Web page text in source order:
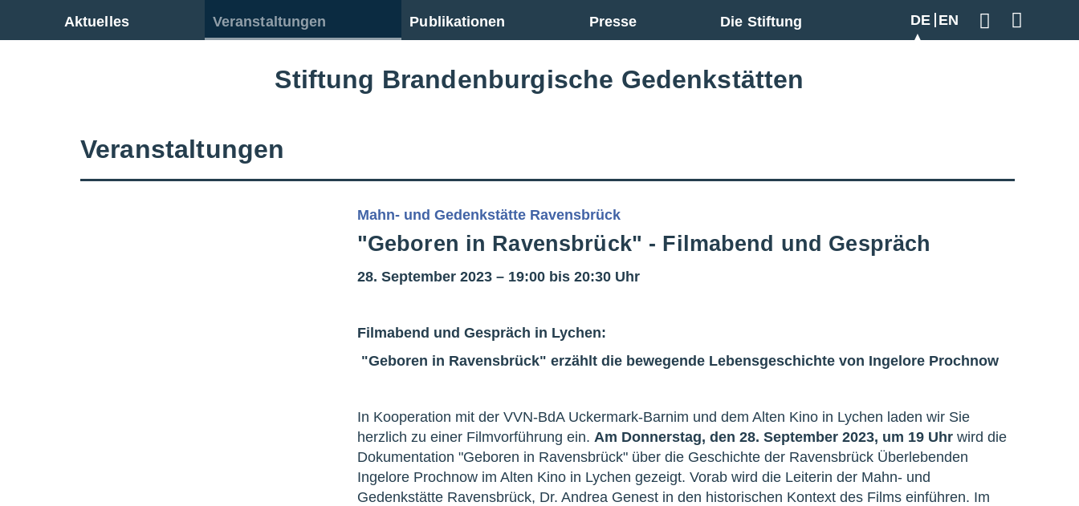
Aktuelles Veranstaltungen Publikationen Presse Die Stiftung DE EN
Zur Gesamtübersicht
Stiftung Brandenburgische Gedenkstätten
Veranstaltungen
Mahn- und Gedenkstätte Ravensbrück
"Geboren in Ravensbrück" - Filmabend und Gespräch
28. September 2023 – 19:00 bis 20:30 Uhr
Filmabend und Gespräch in Lychen:
"Geboren in Ravensbrück" erzählt die bewegende Lebensgeschichte von Ingelore Prochnow
In Kooperation mit der VVN-BdA Uckermark-Barnim und dem Alten Kino in Lychen laden wir Sie
herzlich zu einer Filmvorführung ein. Am Donnerstag, den 28. September 2023, um 19 Uhr wird die
Dokumentation "Geboren in Ravensbrück" über die Geschichte der Ravensbrück Überlebenden
Ingelore Prochnow im Alten Kino in Lychen gezeigt. Vorab wird die Leiterin der Mahn- und
Gedenkstätte Ravensbrück, Dr. Andrea Genest in den historischen Kontext des Films einführen. Im